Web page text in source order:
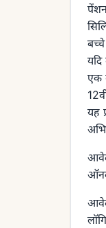
एक
यह